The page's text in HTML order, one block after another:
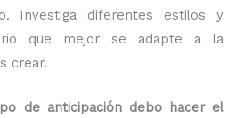
Investiga diferentes estilos y
que mejor se adapte a la
crear.
de anticipación debo hacer el